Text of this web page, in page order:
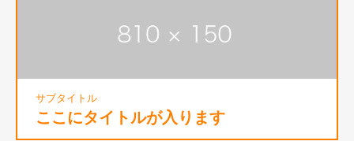
サブタイトル
ここにタイトルが入ります